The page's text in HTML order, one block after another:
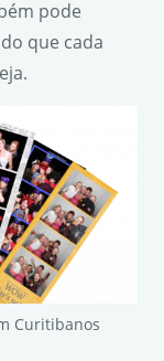
pode
que cada
Curitibanos